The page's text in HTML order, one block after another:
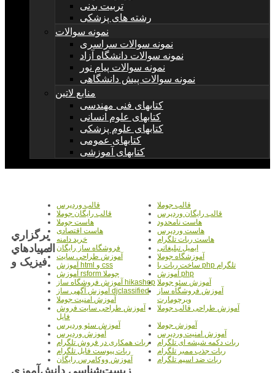
تربیت بدنی
رشته های پزشکی
نمونه سوالات
نمونه سوالات سراسری
نمونه سوالات دانشگاه آزاد
نمونه سوالات پیام نور
نمونه سوالات پیش دانشگاهی
منابع لاتین
کتابهای فنی مهندسی
کتابهای علوم انسانی
کتابهای علوم پزشکی
کتابهای عمومی
کتابهای آموزشی
قالب جوملا
قالب وردپرس
قالب رایگان وردپرس
قالب رایگان جوملا
هاست نامحدود
هاست جوملا
هاست وردپرس
هاست اقتصادی
هاست ربات تلگرام
خرید دامنه
ایمیل تبلیغاتی
فروشگاه ساز رایگان
آموزشگاه جوملا
آموزش طراحی سایت
ساخت ربات با php تلگرام
آموزش html و css
آموزش php
آموزش rsform جوملا
آموزش سئو جوملا آموزش فروشگاه ساز hikashop
آموزش فروشگاه ساز
ویرچومارت
آموزش آگهی ساز djclassified
آموزش امنیت جوملا
آموزش طراحی قالب جوملا
آموزش طراحی سایت فروش
فایل
آموزش جوملا
آموزش سئو وردپرس
آموزش امنیت وردپرس
آموزش وردپرس
ربات دکمه شیشه ای تلگرام
ربات همکاری در فروش تلگرام
ربات جذب ممبر تلگرام
ربات پیوست فایل تلگرام
ربات ضد اسپم تلگرام
آموزش ووکامرس رایگان
برگزاري
المپيادهاي
فيزيک و
زيست‌شناسي دانش‌آموزي